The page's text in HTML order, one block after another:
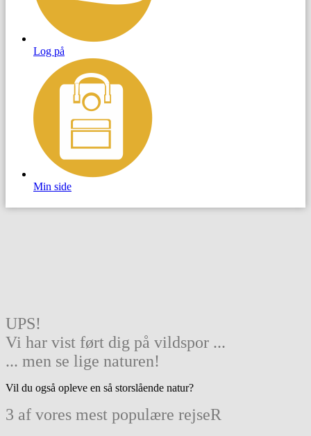
Log på
Min side
UPS!
Vi har vist ført dig på vildspor ...
... men se lige naturen!
Vil du også opleve en så storslående natur?
3 af vores mest populære rejseR